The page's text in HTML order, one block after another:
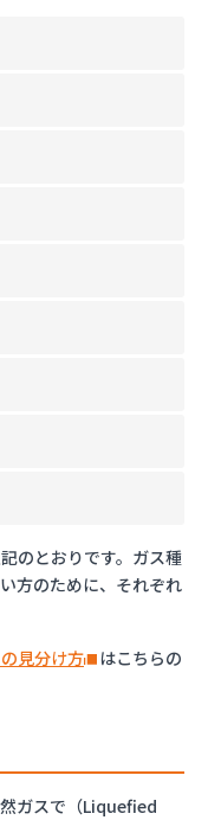
ス代が高い理由
どっちがいいの？
は？
のとおりです。ガス種
方のために、それぞれ
見分け方
はこちらの
ガスで（Liquefied